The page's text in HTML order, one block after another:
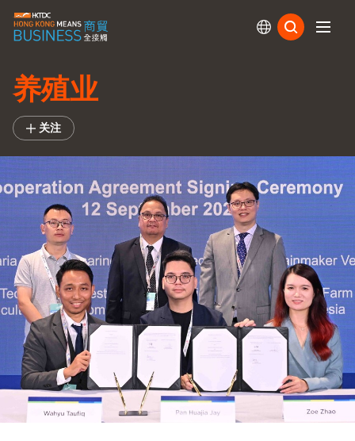
养殖业
关注